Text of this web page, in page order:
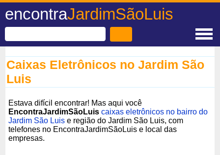
encontraJardimSãoLuis
Caixas Eletrônicos no Jardim São
Luis
Estava difícil encontrar! Mas aqui você
EncontraJardimSãoLuis caixas eletrônicos no bairro do
Jardim São Luis e região do Jardim São Luis, com
telefones no EncontraJardimSãoLuis e local das
empresas.